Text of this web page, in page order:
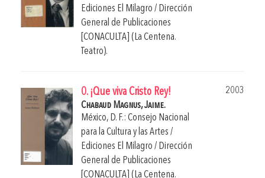
Ediciones El Milagro / Dirección
General de Publicaciones
[CONACULTA] (La Centena.
Teatro).
0. ¡Que viva Cristo Rey!
2003
Chabaud Magnus, Jaime.
México, D. F.: Consejo Nacional
para la Cultura y las Artes /
Ediciones El Milagro / Dirección
General de Publicaciones
[CONACULTA] (La Centena.